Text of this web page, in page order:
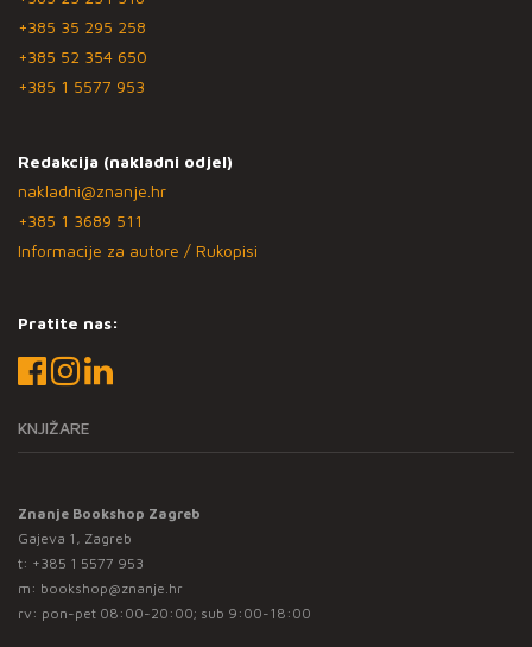
+385 35 295 258
+385 52 354 650
+385 1 5577 953
Redakcija (nakladni odjel)
nakladni@znanje.hr
+385 1 3689 511
Informacije za autore / Rukopisi
Pratite nas:
KNJIŽARE
Znanje Bookshop Zagreb
Gajeva 1, Zagreb
t: +385 1 5577 953
m: bookshop@znanje.hr
rv: pon-pet 08:00-20:00; sub 9:00-18:00